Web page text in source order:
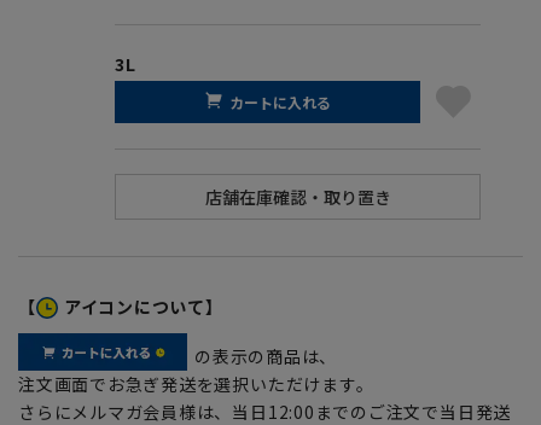
3L
カートに入れる
【 アイコンについて】
の表示の商品は、
注文画面でお急ぎ発送を選択いただけます。
さらにメルマガ会員様は、当日12:00までのご注文で当日発送